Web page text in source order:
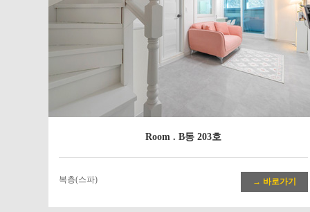
Room . B동 203호
복층(스파) → 바로가기